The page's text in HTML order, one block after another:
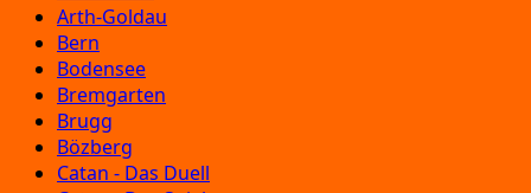
Arth-Goldau
Bern
Bodensee
Bremgarten
Brugg
Bözberg
Catan - Das Duell